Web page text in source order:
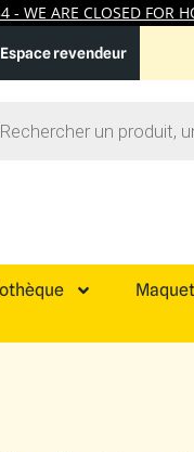
- WE ARE CLOSED FOR
Espace revendeur